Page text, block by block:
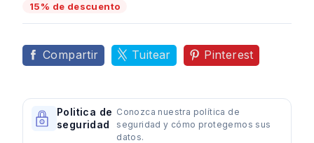
15% de descuento
Compartir Tuitear Pinterest
Politica de
seguridad
Conozca nuestra política de
seguridad y cómo protegemos sus
datos.